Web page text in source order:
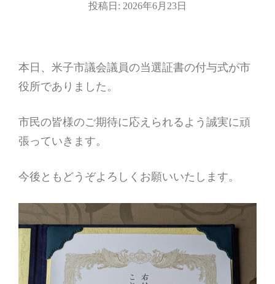
投稿日: 2026年6月23日
本日、米子市議会議員の当選証書の付与式が市
役所でありました。
市民の皆様のご期待に応えられるよう誠実に頑
張っていきます。
今後ともどうぞよろしくお願いいたします。